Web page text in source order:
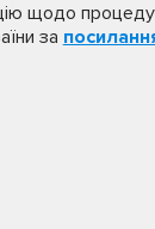
щодо
за